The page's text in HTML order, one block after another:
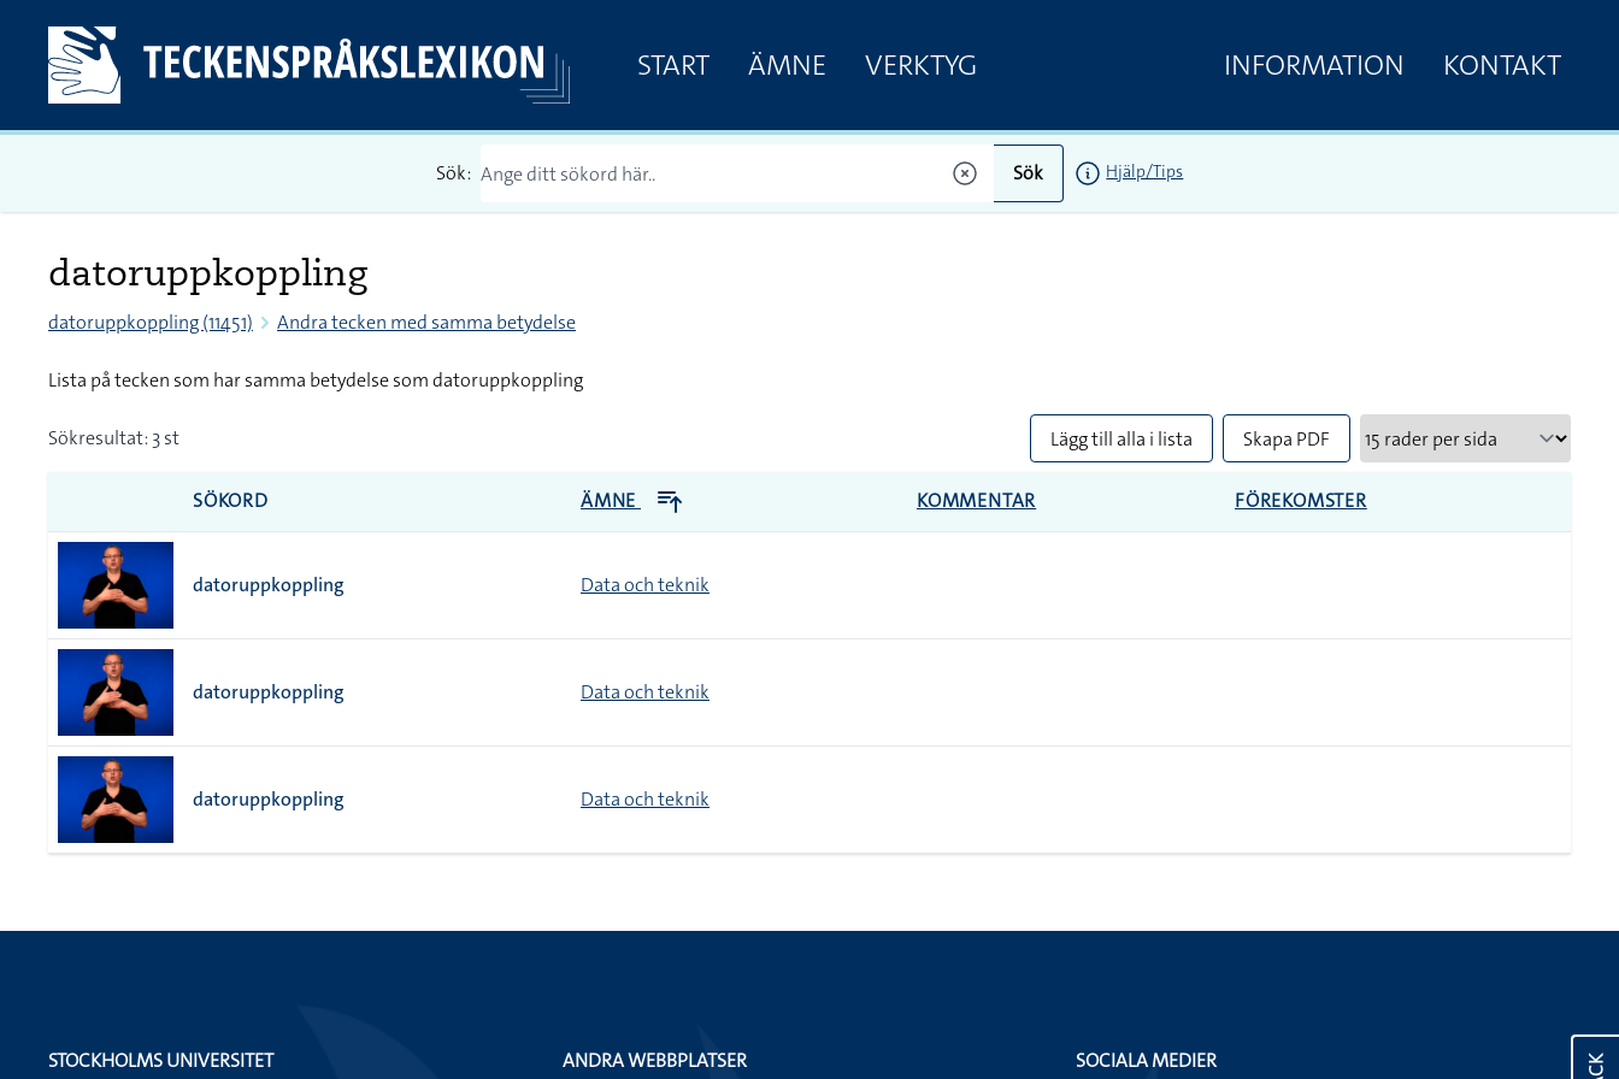
START ÄMNE VERKTYG INFORMATION KONTAKT
Sök: Sök Hjälp/Tips
datoruppkoppling
datoruppkoppling (11451) Andra tecken med samma betydelse
Lista på tecken som har samma betydelse som datoruppkoppling
Sökresultat: 3 st Lägg till alla i lista Skapa PDF
SÖKORD ÄMNE KOMMENTAR FÖREKOMSTER
datoruppkoppling Data och teknik
datoruppkoppling Data och teknik
datoruppkoppling Data och teknik
STOCKHOLMS UNIVERSITET
ANDRA WEBBPLATSER SOCIALA MEDIER